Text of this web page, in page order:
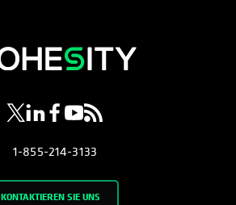
wird in einer neuen Registerkarte
wird in einer neuen Registerkarte
wird in einer neuen
wird in einer neuen
wird in einer neuen
1-855-214-3133
KONTAKTIEREN SIE UNS